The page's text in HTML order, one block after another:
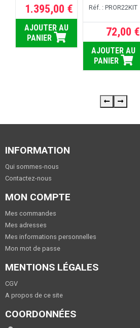
1.395,00 €
AJOUTER AU
PANIER
Réf. : PROR22KIT
72,00 €
AJOUTER AU
PANIER
INFORMATION
Qui sommes-nous
Contactez-nous
MON COMPTE
Mes commandes
Mes adresses
Mes informations personnelles
Mon mot de passe
MENTIONS LÉGALES
CGV
A propos de ce site
COORDONNÉES